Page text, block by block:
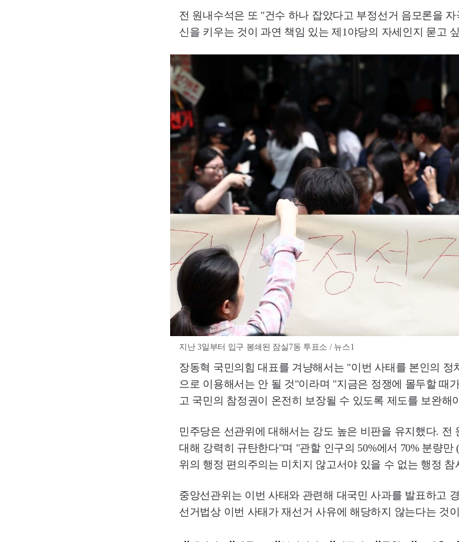
전 원내수석은 또 "건수 하나 잡았다고 부정선거 음모론을
신을 키우는 것이 과연 책임 있는 제1야당의 자세인지 묻고
지난 3일부터 입구 봉쇄된 잠실7동 투표소 / 뉴스1
장동혁 국민의힘 대표를 겨냥해서는 "이번 사태를 본인의
으로 이용해서는 안 될 것"이라며 "지금은 정쟁에 몰두할 때
고 국민의 참정권이 온전히 보장될 수 있도록 제도를 보완해
민주당은 선관위에 대해서는 강도 높은 비판을 유지했다. 전
대해 강력히 규탄한다"며 "관할 인구의 50%에서 70% 분량
위의 행정 편의주의는 미치지 않고서야 있을 수 없는 행정 참
중앙선관위는 이번 사태와 관련해 대국민 사과를 발표하고
선거법상 이번 사태가 재선거 사유에 해당하지 않는다는 것